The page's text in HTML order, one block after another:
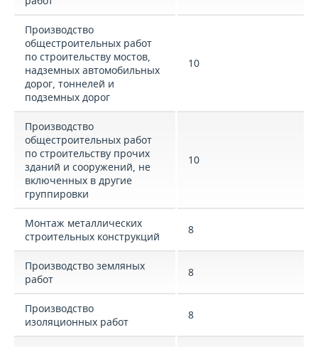
Производство
общестроительных работ
по строительству мостов,
надземных автомобильных
дорог, тоннелей и
подземных дорог
10
Производство
общестроительных работ
по строительству прочих
зданий и сооружений, не
включенных в другие
группировки
10
Монтаж металлических
строительных конструкций
8
Производство земляных
работ
8
Производство
изоляционных работ
8